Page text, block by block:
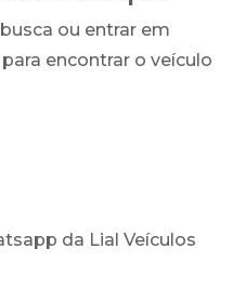
ou entrar em
encontrar o veículo
da Lial Veículos